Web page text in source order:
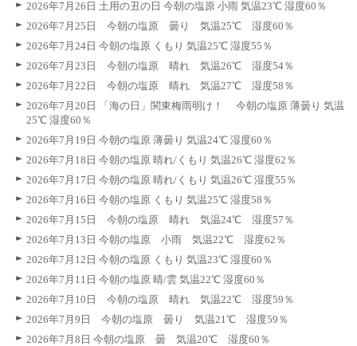
2026年7月26日 土用の丑の日 今朝の塩原 小雨 気温23℃ 湿度60％
2026年7月25日 今朝の塩原 曇り 気温25℃ 湿度60％
2026年7月24日 今朝の塩原 くもり 気温25℃ 湿度55％
2026年7月23日 今朝の塩原 晴れ 気温26℃ 湿度54％
2026年7月22日 今朝の塩原 晴れ 気温27℃ 湿度58％
2026年7月20日 「海の日」関東梅雨明け！ 今朝の塩原 薄曇り 気温
25℃ 湿度60％
2026年7月19日 今朝の塩原 薄曇り 気温24℃ 湿度60％
2026年7月18日 今朝の塩原 晴れ/くもり 気温26℃ 湿度62％
2026年7月17日 今朝の塩原 晴れ/くもり 気温26℃ 湿度55％
2026年7月16日 今朝の塩原 くもり 気温25℃ 湿度58％
2026年7月15日 今朝の塩原 晴れ 気温24℃ 湿度57％
2026年7月13日 今朝の塩原 小雨 気温22℃ 湿度62％
2026年7月12日 今朝の塩原 くもり 気温23℃ 湿度60％
2026年7月11日 今朝の塩原 晴/雲 気温22℃ 湿度60％
2026年7月10日 今朝の塩原 晴れ 気温22℃ 湿度59％
2026年7月9日 今朝の塩原 曇り 気温21℃ 湿度59％
2026年7月8日 今朝の塩原 曇 気温20℃ 湿度60％